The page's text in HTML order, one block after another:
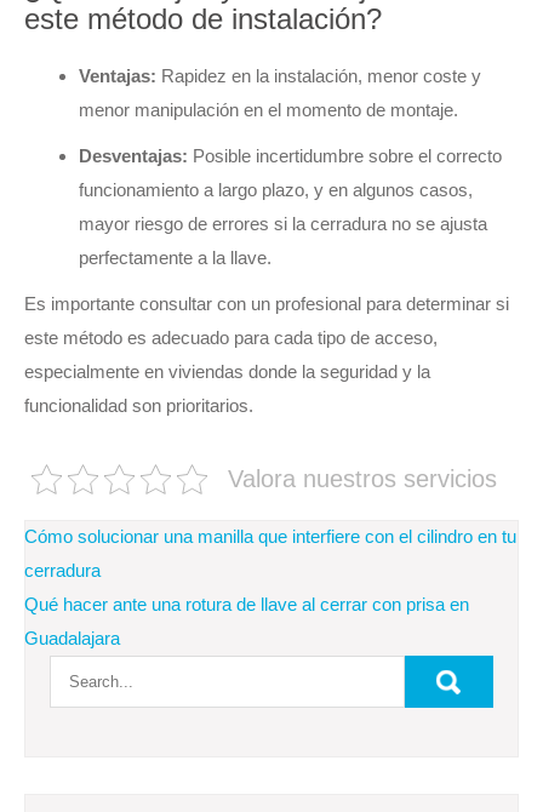
este método de instalación?
Ventajas: Rapidez en la instalación, menor coste y
menor manipulación en el momento de montaje.
Desventajas: Posible incertidumbre sobre el correcto
funcionamiento a largo plazo, y en algunos casos,
mayor riesgo de errores si la cerradura no se ajusta
perfectamente a la llave.
Es importante consultar con un profesional para determinar si
este método es adecuado para cada tipo de acceso,
especialmente en viviendas donde la seguridad y la
funcionalidad son prioritarios.
Valora nuestros servicios
Navegación
de
entradas
Cómo solucionar una manilla que interfiere con el cilindro en tu
cerradura
Qué hacer ante una rotura de llave al cerrar con prisa en
Guadalajara